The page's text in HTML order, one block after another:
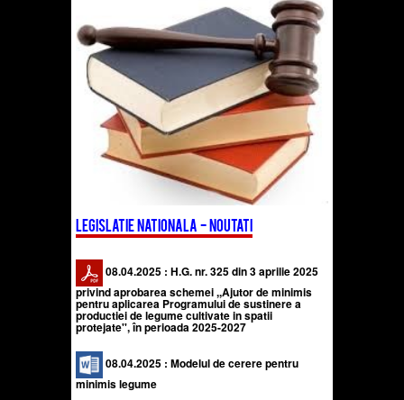
Legislatie nationala - noutati
08.04.2025 : H.G. nr. 325 din 3 aprilie 2025
privind aprobarea schemei ,,Ajutor de minimis
pentru aplicarea Programului de sustinere a
productiei de legume cultivate in spatii
protejate'', în perioada 2025-2027
08.04.2025 : Modelul de cerere pentru
minimis legume